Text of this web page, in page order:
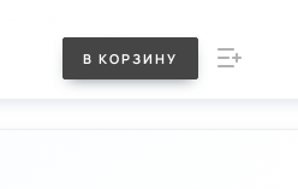
В КОРЗИНУ